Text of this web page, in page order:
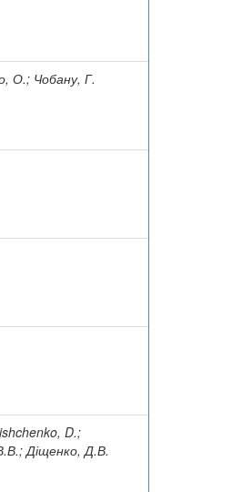
О.; Чобану, Г.
D.;
Діщенко, Д.В.